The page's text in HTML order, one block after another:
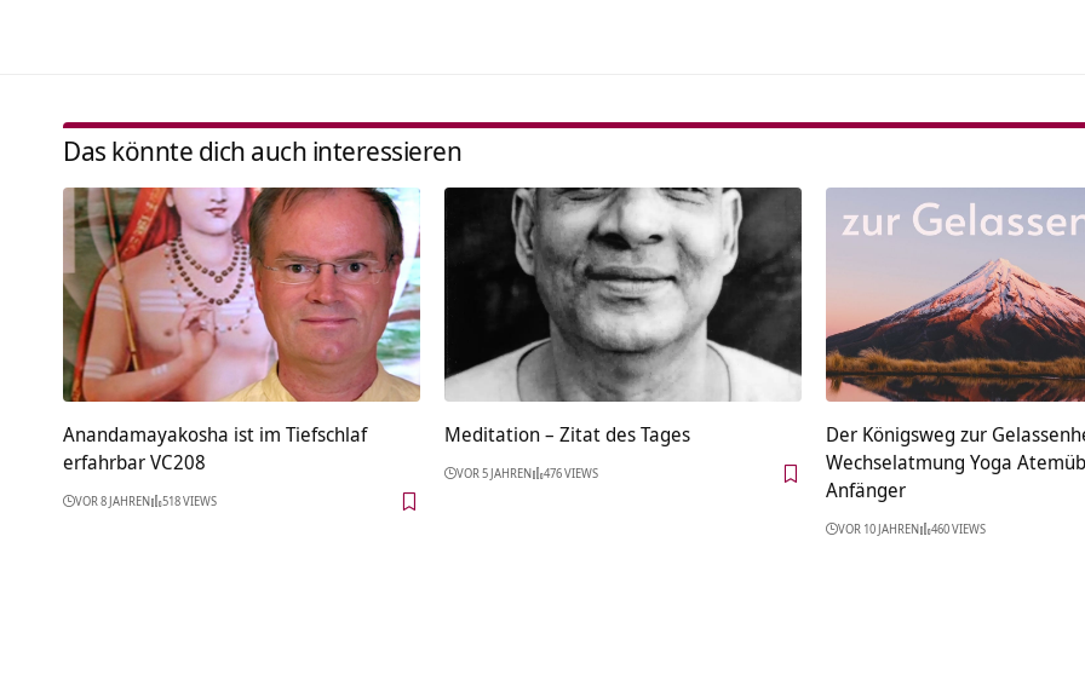
Das könnte dich auch interessieren
Anandamayakosha ist im Tiefschlaf
erfahrbar VC208
VOR 8 JAHREN 518 VIEWS
Meditation – Zitat des Tages
VOR 5 JAHREN 476 VIEWS
Der Königsweg zur
Wechselatmung Yoga
Anfänger
VOR 10 JAHREN 460 VIEWS